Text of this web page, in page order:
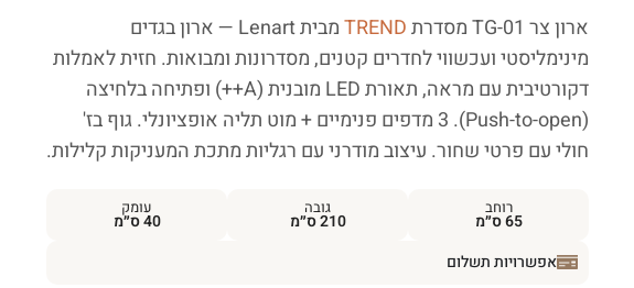
ארון צר TG-01 מסדרת TREND
מבית Lenart — ארון בגדים
מינימליסטי ועכשווי לחדרים קטנים, מסדרונות ומבואות. חזית לאמלות
דקורטיבית עם מראה, תאורת LED מובנית (A++) ופתיחה בלחיצה
(Push-to-open). 3 מדפים פנימיים + מוט תליה אופציונלי. גוף בז'
חולי עם פרטי שחור. עיצוב מודרני עם רגליות מתכת המעניקות קלילות.
רוחב
65 ס״מ
גובה
210 ס״מ
עומק
40 ס״מ
אפשרויות תשלום